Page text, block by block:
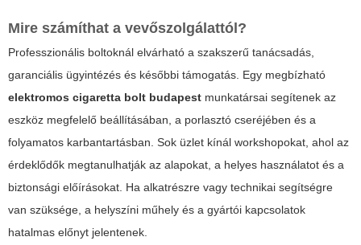
Mire számíthat a vevőszolgálattól?
Professzionális boltoknál elvárható a szakszerű tanácsadás,
garanciális ügyintézés és későbbi támogatás. Egy megbízható
elektromos cigaretta bolt budapest munkatársai segítenek az
eszköz megfelelő beállításában, a porlasztó cseréjében és a
folyamatos karbantartásban. Sok üzlet kínál workshopokat, ahol az
érdeklődők megtanulhatják az alapokat, a helyes használatot és a
biztonsági előírásokat. Ha alkatrészre vagy technikai segítségre
van szüksége, a helyszíni műhely és a gyártói kapcsolatok
hatalmas előnyt jelentenek.